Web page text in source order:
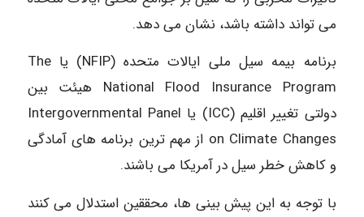
می تواند داشته باشد، نشان می دهد.
برنامه بیمه سیل ملی ایالات متحده (NFIP) یا The
National Flood Insurance Program هیئت بین
دولتی تغییر اقلیم (ICC) یا Intergovernmental Panel
on Climate Changes از مهم ترین برنامه های آمادگی
و کاهش خطر سیل در آمریکا می باشند.
با توجه به این پیش بینی ها، محققین استدلال می کنند